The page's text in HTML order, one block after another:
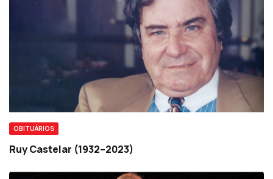
OBITUÁRIOS
Ruy Castelar (1932–2023)